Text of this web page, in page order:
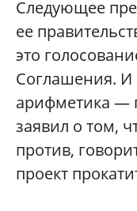
Следующее
ее
это
Соглашения. И
арифметика —
заявил о том,
против,
проект